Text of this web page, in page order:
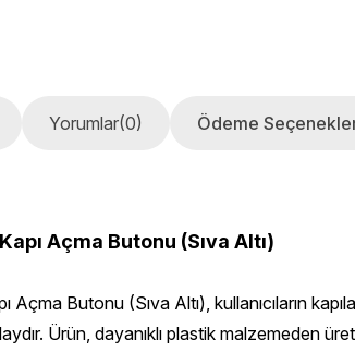
Yorumlar(0) Ödeme
Açma Butonu (Sıva Altı)
Butonu (Sıva Altı), kullanıcıların
Ürün, dayanıklı plastik malzemeden